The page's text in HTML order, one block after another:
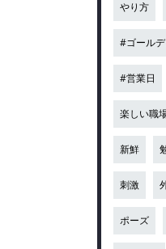
やり方
#ゴール
#営業日
楽しい職
新鮮
刺激
ポーズ